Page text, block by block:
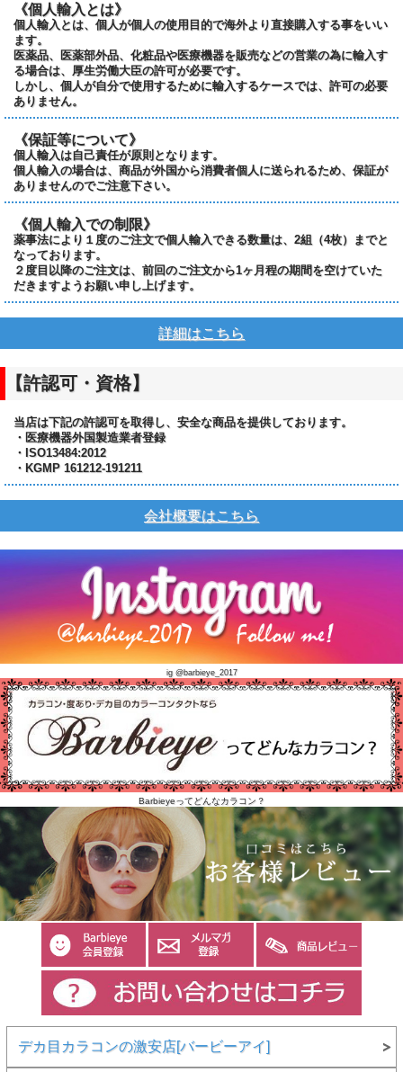
《個人輸入とは》
個人輸入とは、個人が個人の使用目的で海外より直接購入する事をいい
ます。
医薬品、医薬部外品、化粧品や医療機器を販売などの営業の為に輸入す
る場合は、厚生労働大臣の許可が必要です。
しかし、個人が自分で使用するために輸入するケースでは、許可の必要
ありません。
《保証等について》
個人輸入は自己責任が原則となります。
個人輸入の場合は、商品が外国から消費者個人に送られるため、保証が
ありませんのでご注意下さい。
《個人輸入での制限》
薬事法により１度のご注文で個人輸入できる数量は、2組（4枚）までと
なっております。
２度目以降のご注文は、前回のご注文から1ヶ月程の期間を空けていた
だきますようお願い申し上げます。
詳細はこちら
【許認可・資格】
当店は下記の許認可を取得し、安全な商品を提供しております。
・医療機器外国製造業者登録
・ISO13484:2012
・KGMP 161212-191211
会社概要はこちら
ig @barbieye_2017
Barbieyeってどんなカラコン？
デカ目カラコンの激安店[バービーアイ]